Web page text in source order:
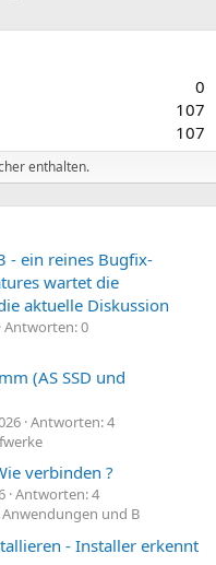
0
107
107
enthalten.
- ein reines Bugfix-
wartet die
aktuelle Diskussion
Antworten: 0
(AS SSD und
Antworten: 4
verbinden ?
Antworten: 4
und B
- Installer erkennt